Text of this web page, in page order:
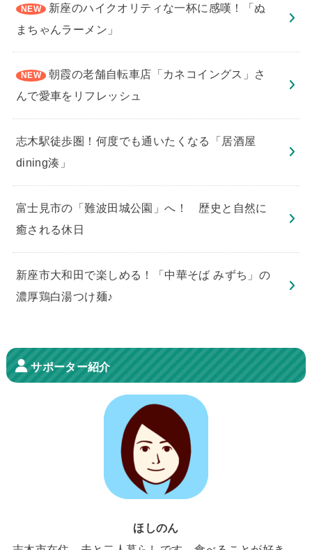
新座のハイクオリティな一杯に感嘆！「ぬ
まちゃんラーメン」
朝霞の老舗自転車店「カネコイングス」さ
んで愛車をリフレッシュ
志木駅徒歩圏！何度でも通いたくなる「居酒屋
dining湊」
​富士見市の「難波田城公園」へ！ 歴史と自然に
癒される休日
新座市大和田で楽しめる！「中華そば みずち」の
濃厚鶏白湯つけ麺♪
サポーター紹介
ほしのん